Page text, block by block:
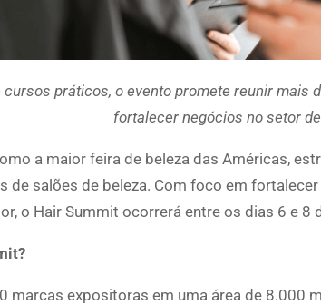
práticos, o evento promete reunir mais
fortalecer negócios no setor
a maior feira de beleza das Américas,
de salões de beleza. Com foco em
o Hair Summit ocorrerá entre os dias 6 e 8
marcas expositoras em uma área de 8.000